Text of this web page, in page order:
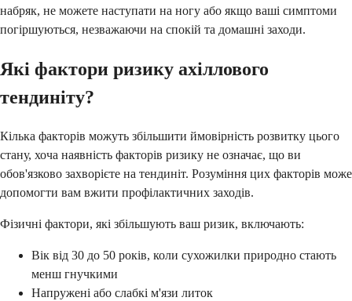
набряк, не можете наступати на ногу або якщо ваші симптоми
погіршуються, незважаючи на спокій та домашні заходи.
Які фактори ризику ахіллового
тендиніту?
Кілька факторів можуть збільшити ймовірність розвитку цього
стану, хоча наявність факторів ризику не означає, що ви
обов'язково захворієте на тендиніт. Розуміння цих факторів може
допомогти вам вжити профілактичних заходів.
Фізичні фактори, які збільшують ваш ризик, включають:
Вік від 30 до 50 років, коли сухожилки природно стають
менш гнучкими
Напружені або слабкі м'язи литок